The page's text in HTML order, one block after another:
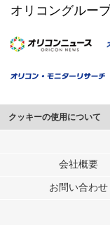
オリコングルー
クッキーの使用について
このサイトでは Cookie
行っています。
メディアや広告配信、デ
各パートナーは、この情
ユーザーが各パートナー
会社概要
お問い合わせ